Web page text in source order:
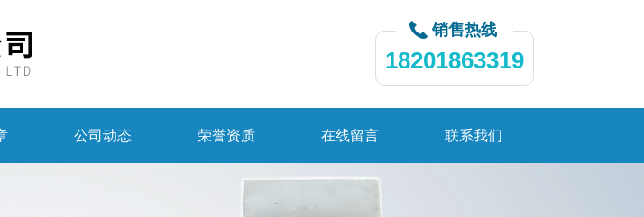
销售热线
18201863319
公司动态 荣誉资质 在线留言 联系我们